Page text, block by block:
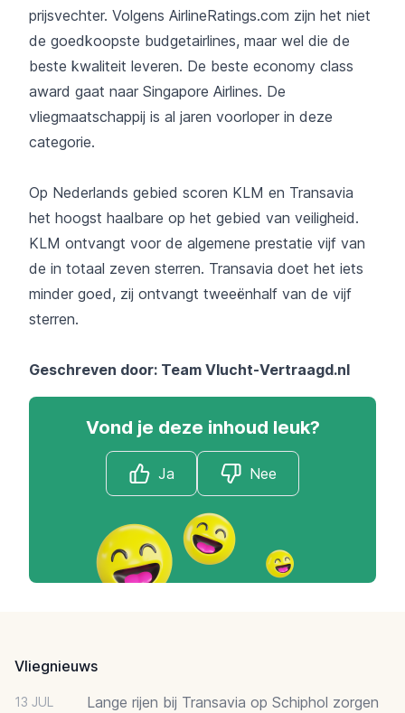
prijsvechter. Volgens AirlineRatings.com zijn het niet
de goedkoopste budgetairlines, maar wel die de
beste kwaliteit leveren. De beste economy class
award gaat naar Singapore Airlines. De
vliegmaatschappij is al jaren voorloper in deze
categorie.
Op Nederlands gebied scoren KLM en Transavia
het hoogst haalbare op het gebied van veiligheid.
KLM ontvangt voor de algemene prestatie vijf van
de in totaal zeven sterren. Transavia doet het iets
minder goed, zij ontvangt tweeënhalf van de vijf
sterren.
Geschreven door: Team Vlucht-Vertraagd.nl
Vond je deze inhoud leuk?
Ja Nee
Vliegnieuws
13 JUL
Lange rijen bij Transavia op Schiphol zorgen